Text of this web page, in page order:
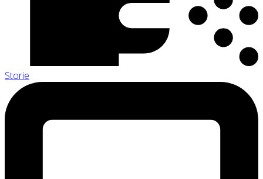
Storie